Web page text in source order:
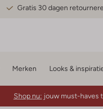
Gratis 30 dagen
Merken Looks &
Shop nu: jouw must-haves